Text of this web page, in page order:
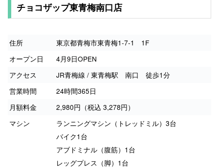
チョコザップ東青梅南口店
住所
東京都青梅市東青梅1-7-1 1F
オープン日
4月9日OPEN
アクセス
JR青梅線 / 東青梅駅 南口 徒歩1分
営業時間
24時間365日
月額料金
2,980円（税込 3,278円）
マシン
ランニングマシン（トレッドミル）3台
バイク1台
アブドミナル（腹筋）1台
レッグプレス（脚）1台